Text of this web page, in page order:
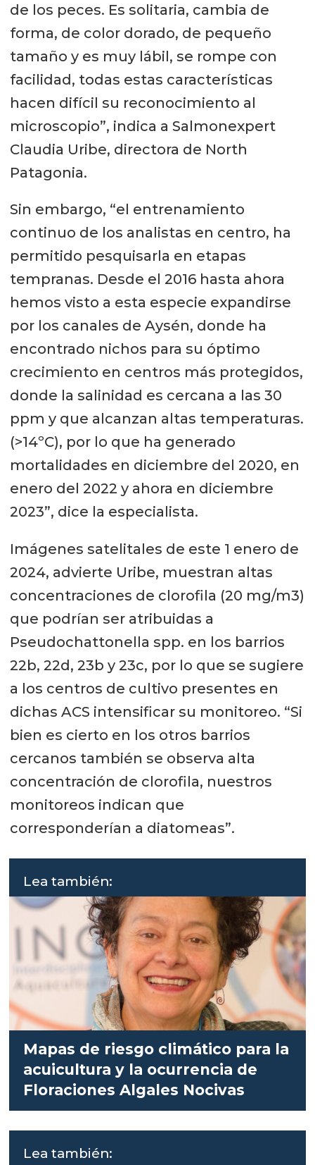
de los peces. Es solitaria, cambia de
forma, de color dorado, de pequeño
tamaño y es muy lábil, se rompe con
facilidad, todas estas características
hacen difícil su reconocimiento al
microscopio”, indica a Salmonexpert
Claudia Uribe, directora de North
Patagonia.
Sin embargo, “el entrenamiento
continuo de los analistas en centro, ha
permitido pesquisarla en etapas
tempranas. Desde el 2016 hasta ahora
hemos visto a esta especie expandirse
por los canales de Aysén, donde ha
encontrado nichos para su óptimo
crecimiento en centros más protegidos,
donde la salinidad es cercana a las 30
ppm y que alcanzan altas temperaturas.
(>14ºC), por lo que ha generado
mortalidades en diciembre del 2020, en
enero del 2022 y ahora en diciembre
2023”, dice la especialista.
Imágenes satelitales de este 1 enero de
2024, advierte Uribe, muestran altas
concentraciones de clorofila (20 mg/m3)
que podrían ser atribuidas a
Pseudochattonella spp. en los barrios
22b, 22d, 23b y 23c, por lo que se sugiere
a los centros de cultivo presentes en
dichas ACS intensificar su monitoreo. “Si
bien es cierto en los otros barrios
cercanos también se observa alta
concentración de clorofila, nuestros
monitoreos indican que
corresponderían a diatomeas”.
Lea también:
Mapas de riesgo climático para la
acuicultura y la ocurrencia de
Floraciones Algales Nocivas
Lea también: